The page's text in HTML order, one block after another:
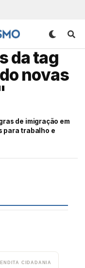
da tag
novas
de imigração em
para trabalho e
CIDADANIA